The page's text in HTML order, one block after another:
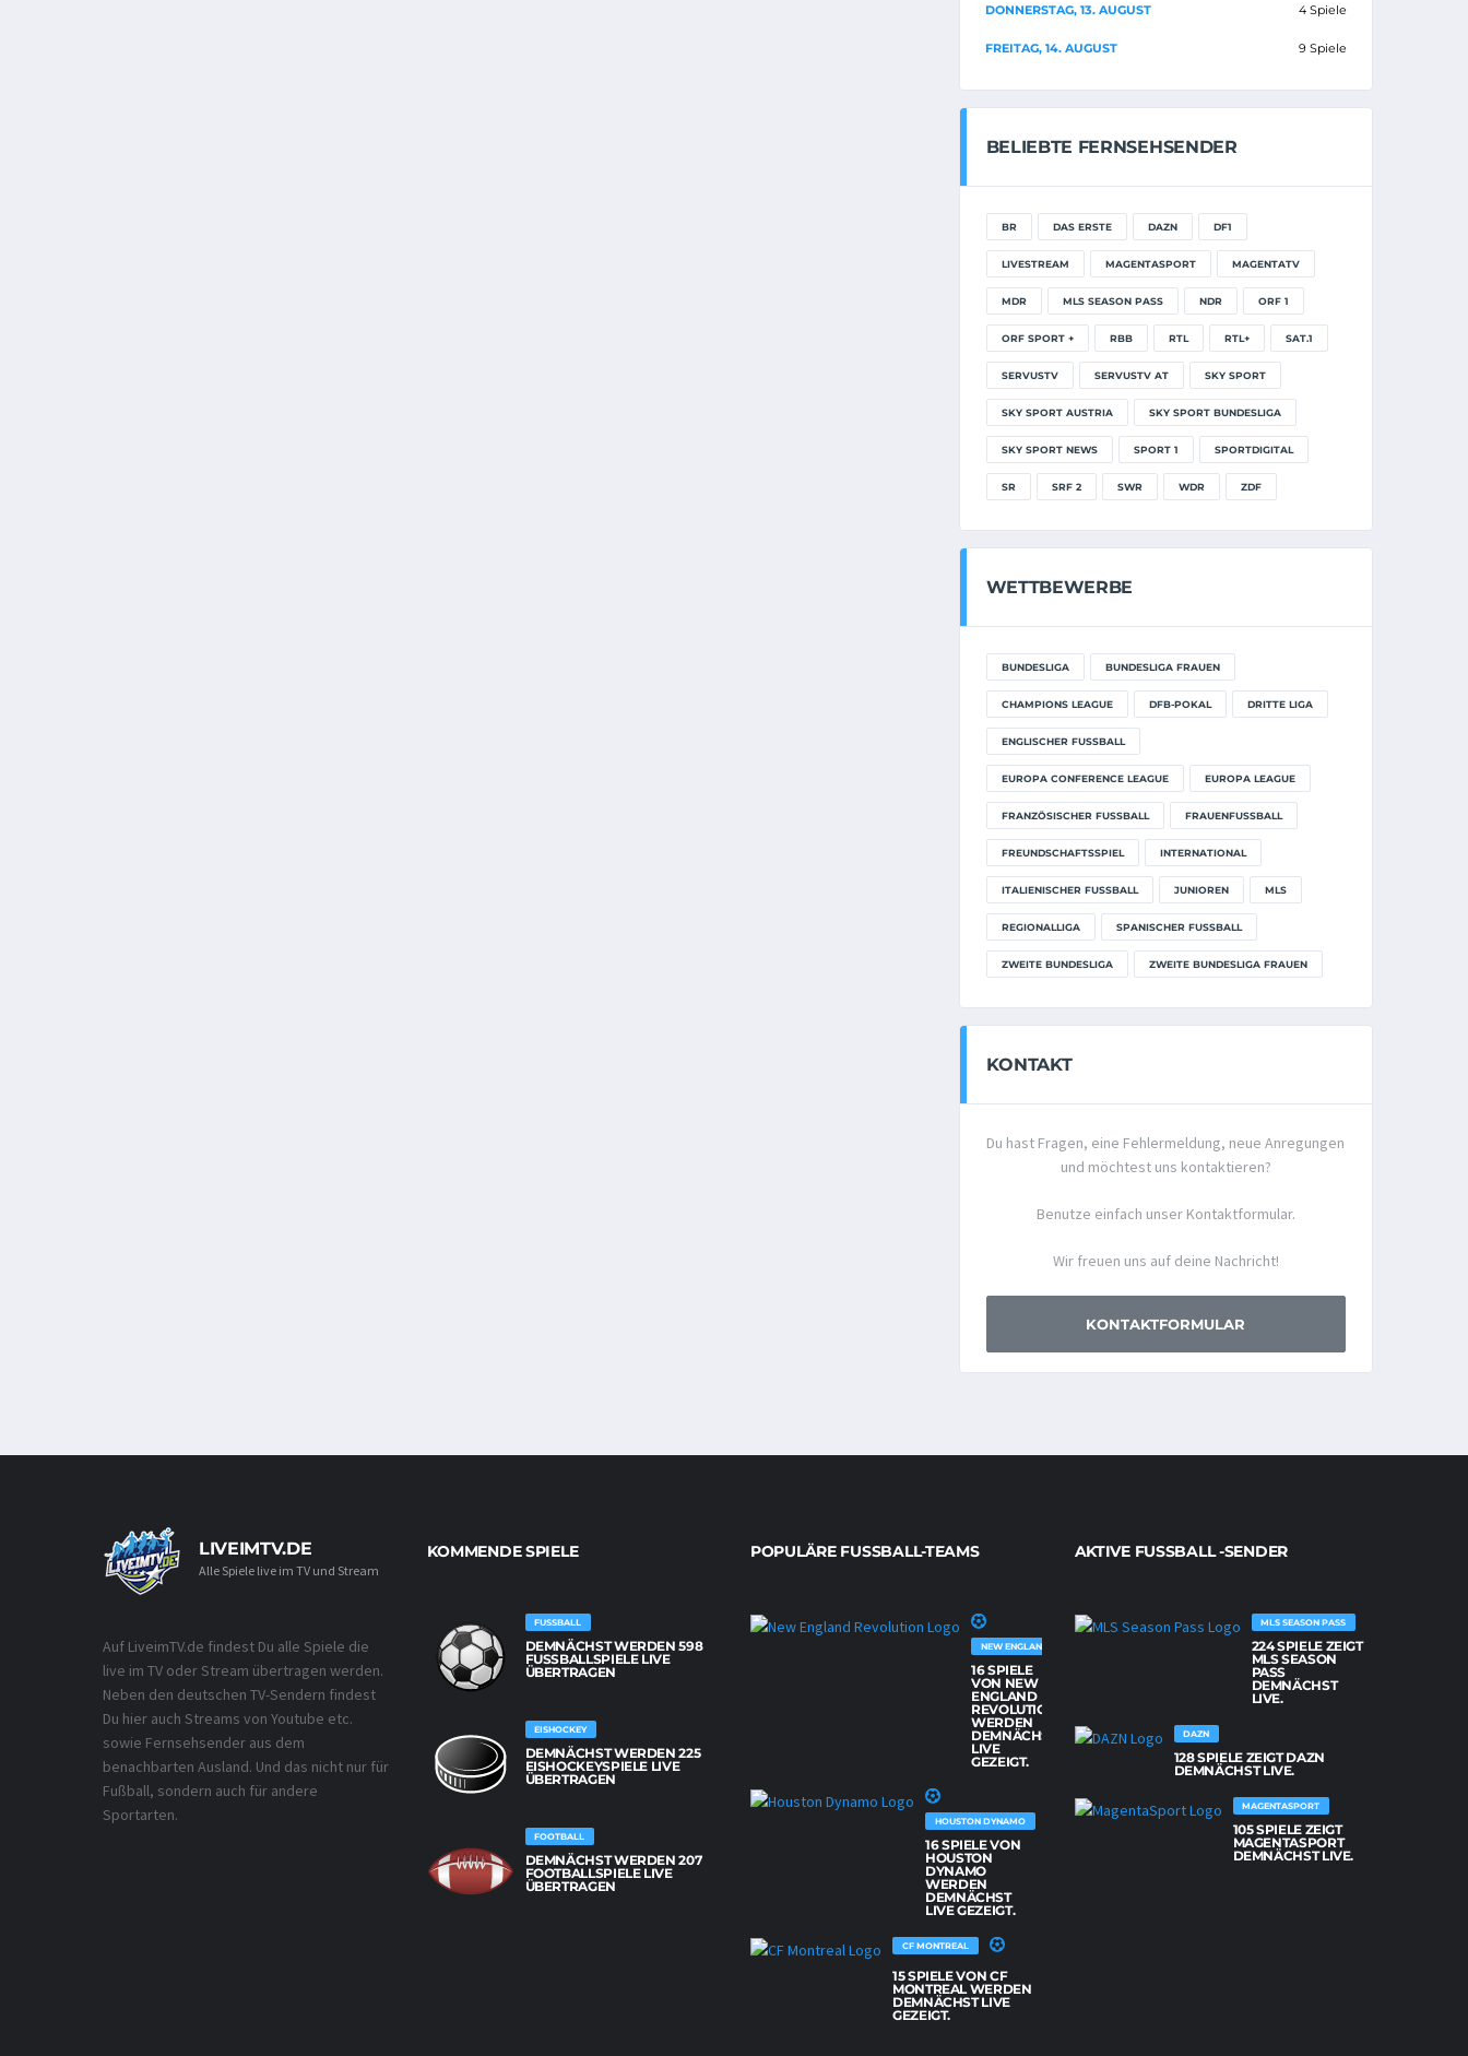
DONNERSTAG, 13. AUGUST 4 Spiele
FREITAG, 14. AUGUST 9 Spiele
BELIEBTE FERNSEHSENDER
BR DAS ERSTE DAZN DF1
LIVESTREAM MAGENTASPORT MAGENTATV
MDR MLS SEASON PASS NDR ORF 1
ORF SPORT + RBB RTL RTL+ SAT.1
SERVUSTV SERVUSTV AT SKY SPORT
SKY SPORT AUSTRIA SKY SPORT BUNDESLIGA
SKY SPORT NEWS SPORT 1 SPORTDIGITAL
SR SRF 2 SWR WDR ZDF
WETTBEWERBE
BUNDESLIGA BUNDESLIGA FRAUEN
CHAMPIONS LEAGUE DFB-POKAL DRITTE LIGA
ENGLISCHER FUSSBALL
EUROPA CONFERENCE LEAGUE EUROPA LEAGUE
FRANZÖSISCHER FUSSBALL FRAUENFUSSBALL
FREUNDSCHAFTSSPIEL INTERNATIONAL
ITALIENISCHER FUSSBALL JUNIOREN MLS
REGIONALLIGA SPANISCHER FUSSBALL
ZWEITE BUNDESLIGA ZWEITE BUNDESLIGA FRAUEN
KONTAKT
Du hast Fragen, eine Fehlermeldung, neue Anregungen
und möchtest uns kontaktieren?
Benutze einfach unser Kontaktformular.
Wir freuen uns auf deine Nachricht!
KONTAKTFORMULAR
LIVEIMTV.DE
Alle Spiele live im TV und Stream
Auf LiveimTV.de findest Du alle Spiele die
live im TV oder Stream übertragen werden.
Neben den deutschen TV-Sendern findest
Du hier auch Streams von Youtube etc.
sowie Fernsehsender aus dem
benachbarten Ausland. Und das nicht nur für
Fußball, sondern auch für andere
Sportarten.
KOMMENDE SPIELE
FUSSBALL
DEMNÄCHST WERDEN 598
FUSSBALLSPIELE LIVE Ü
BERTRAGEN
EISHOCKEY
DEMNÄCHST WERDEN 225
EISHOCKEYSPIELE LIVE
ÜBERTRAGEN
FOOTBALL
DEMNÄCHST WERDEN 207
FOOTBALLSPIELE LIVE
ÜBERTRAGEN
POPULÄRE FUSSBALL-TEAMS
NEW ENGLAND REVOLUTION
16 SPIELE
VON NEW
ENGLAND
REVOLUTION
WERDEN
DEMNÄCHST
LIVE
GEZEIGT.
HOUSTON DYNAMO
16 SPIELE VON
HOUSTON
DYNAMO
WERDEN
DEMNÄCHST
LIVE GEZEIGT.
CF MONTREAL
15 SPIELE VON CF
MONTREAL WERDEN
DEMNÄCHST LIVE
GEZEIGT.
AKTIVE FUSSBALL -SENDER
MLS SEASON PASS
224 SPIELE ZEIGT
MLS SEASON
PASS
DEMNÄCHST
LIVE.
DAZN
128 SPIELE ZEIGT DAZN
DEMNÄCHST LIVE.
MAGENTASPORT
105 SPIELE ZEIGT
MAGENTASPORT
DEMNÄCHST LIVE.